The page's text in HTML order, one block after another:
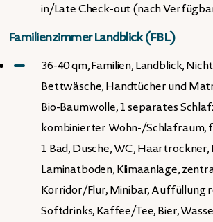
in/Late Check-out (nach
Familienzimmer Landblick (FBL)
36-40 qm, Familien, Landblick,
Bettwäsche, Handtücher und
Bio-Baumwolle, 1 separates
kombinierter Wohn-/Schlafraum,
1 Bad, Dusche, WC,
Laminatboden, Klimaanlage,
Korridor/Flur, Minibar, Auffüllung
Softdrinks, Kaffee/Tee, Bier,